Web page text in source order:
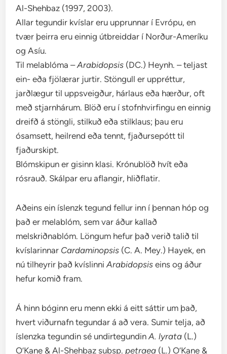
Al-Shehbaz (1997, 2003).
Allar tegundir kvíslar eru upprunnar í Evrópu, en
tvær þeirra eru einnig útbreiddar í Norður-Ameríku
og Asíu.
Til melablóma –Arabidopsis (DC.) Heynh. – teljast
ein- eða fjölærar jurtir. Stöngull er uppréttur,
jarðlægur til uppsveigður, hárlaus eða hærður, oft
með stjarnhárum. Blöð eru í stofnhvirfingu en einnig
dreifð á stöngli, stilkuð eða stilklaus; þau eru
ósamsett, heilrend eða tennt, fjaðursepótt til
fjaðurskipt.
Blómskipun er gisinn klasi. Krónublöð hvít eða
rósrauð. Skálpar eru aflangir, hliðflatir.
Aðeins ein íslenzk tegund fellur inn í þennan hóp og
það er melablóm, sem var áður kallað
melskriðnablóm. Löngum hefur það verið talið til
kvíslarinnar Cardaminopsis (C. A. Mey.) Hayek, en
nú tilheyrir það kvíslinniArabidopsis eins og áður
hefur komið fram.
Á hinn bóginn eru menn ekki á eitt sáttir um það,
hvert viðurnafn tegundar á að vera. Sumir telja, að
íslenzka tegundin sé undirtegundinA. lyrata (L.)
O’Kane & Al-Shehbaz subsp.petraea (L.) O’Kane &